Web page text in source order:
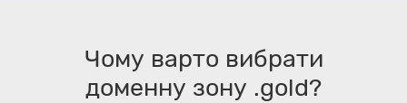
Чому варто вибрати
доменну зону .gold?